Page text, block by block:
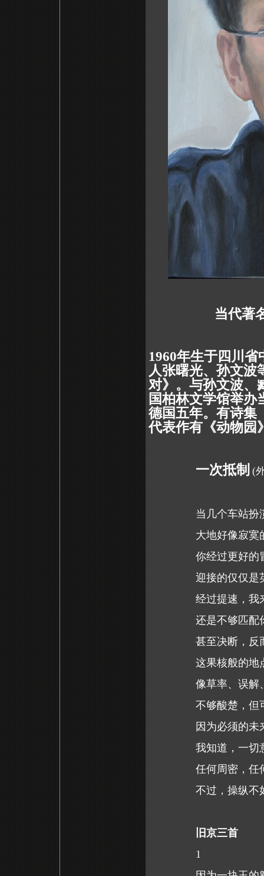
当代著
1960年生于四川
人张曙光、孙文波
对》。与孙文波、
国柏林文学馆举办
德国五年。有诗集
代表作有《动物园
一次抵制 (
当几个车站扮
大地好像寂寞
你经过更好的
迎接的仅仅是
经过提速，我
还是不够匹配
甚至决断，反
这果核般的地
像草率、误解
不够酸楚，但
因为必须的未
我知道，一切
任何周密，任
不过，操纵不
旧京三首
1